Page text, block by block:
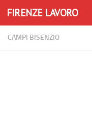
Skip to content
FIRENZE LAVORO
CAMPI BISENZIO